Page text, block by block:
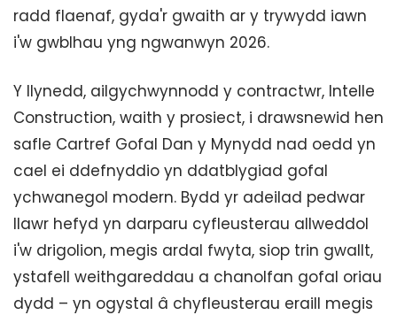
radd flaenaf, gyda'r gwaith ar y trywydd iawn
i'w gwblhau yng ngwanwyn 2026.
Y llynedd, ailgychwynnodd y contractwr, Intelle
Construction, waith y prosiect, i drawsnewid hen
safle Cartref Gofal Dan y Mynydd nad oedd yn
cael ei ddefnyddio yn ddatblygiad gofal
ychwanegol modern. Bydd yr adeilad pedwar
llawr hefyd yn darparu cyfleusterau allweddol
i'w drigolion, megis ardal fwyta, siop trin gwallt,
ystafell weithgareddau a chanolfan gofal oriau
dydd – yn ogystal â chyfleusterau eraill megis